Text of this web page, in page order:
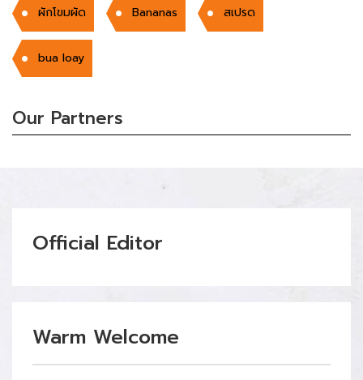
ผักโขมผัด Bananas สเปรด
bua loay
Our Partners
Official Editor
Warm Welcome